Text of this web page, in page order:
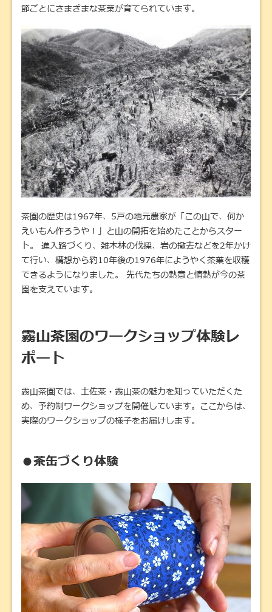
節ごとにさまざまな茶葉が育てられています。
茶園の歴史は1967年、5戸の地元農家が「この山で、何か
えいもん作ろうや！」と山の開拓を始めたことからスター
ト。 進入路づくり、雑木林の伐採、岩の撤去などを2年かけ
て行い、構想から約10年後の1976年にようやく茶葉を収穫
できるようになりました。 先代たちの熱意と情熱が今の茶
園を支えています。
霧山茶園のワークショップ体験レ
ポート
霧山茶園では、土佐茶・霧山茶の魅力を知っていただくた
め、予約制ワークショップを開催しています。ここからは、
実際のワークショップの様子をお届けします。
●茶缶づくり体験